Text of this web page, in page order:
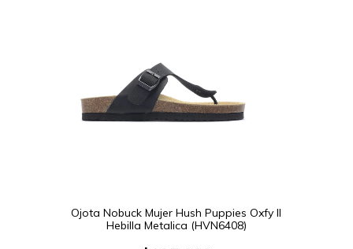
Ojota Nobuck Mujer Hush Puppies Oxfy II
Hebilla Metalica (HVN6408)